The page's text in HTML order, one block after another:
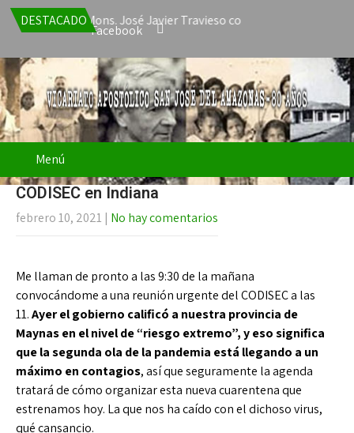
DESTACADO
de Mons. José Javier Travieso como Vicario Apostólico
Facebook
Menú
CODISEC en Indiana
febrero 10, 2021 | No hay comentarios
Me llaman de pronto a las 9:30 de la mañana
convocándome a una reunión urgente del CODISEC a las
11.Ayer el gobierno calificó a nuestra provincia de
Maynas en el nivel de “riesgo extremo”, y eso significa
que la segunda ola de la pandemia está llegando a un
máximo en contagios, así que seguramente la agenda
tratará de cómo organizar esta nueva cuarentena que
estrenamos hoy. La que nos ha caído con el dichoso virus,
qué cansancio.